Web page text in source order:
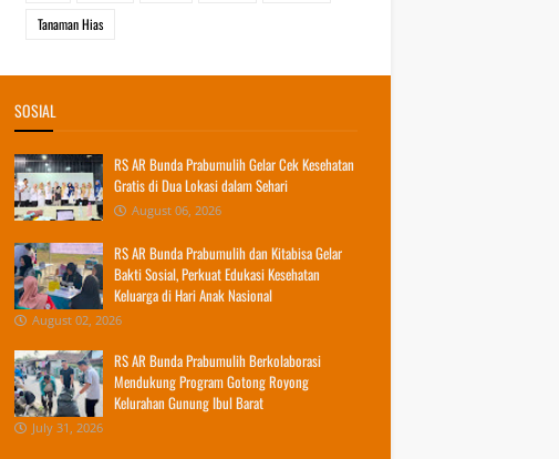
Tanaman Hias
SOSIAL
RS AR Bunda Prabumulih Gelar Cek Kesehatan
Gratis di Dua Lokasi dalam Sehari
August 06, 2026
RS AR Bunda Prabumulih dan Kitabisa Gelar
Bakti Sosial, Perkuat Edukasi Kesehatan
Keluarga di Hari Anak Nasional
August 02, 2026
RS AR Bunda Prabumulih Berkolaborasi
Mendukung Program Gotong Royong
Kelurahan Gunung Ibul Barat
July 31, 2026